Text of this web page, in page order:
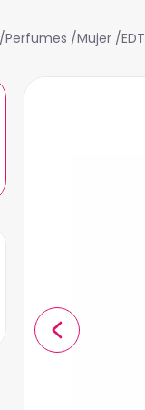
Perfumes Mujer EDT